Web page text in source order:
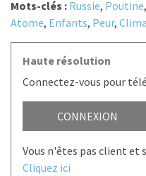
Mots-clés : Russie, Poutine,
Atome, Enfants, Peur,
Haute résolution
Connectez-vous pour
CONNEXION
Vous n'êtes pas client et
Cliquez ici